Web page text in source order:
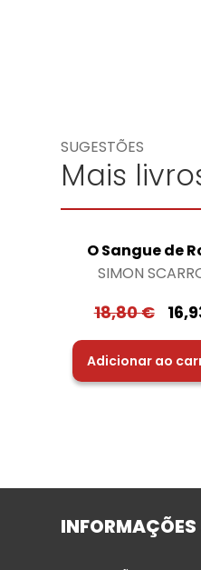
SUGESTÕES
Mais
O Sangue de
SIMON
18,80€
Adicionar ao
INFORMAÇÕES